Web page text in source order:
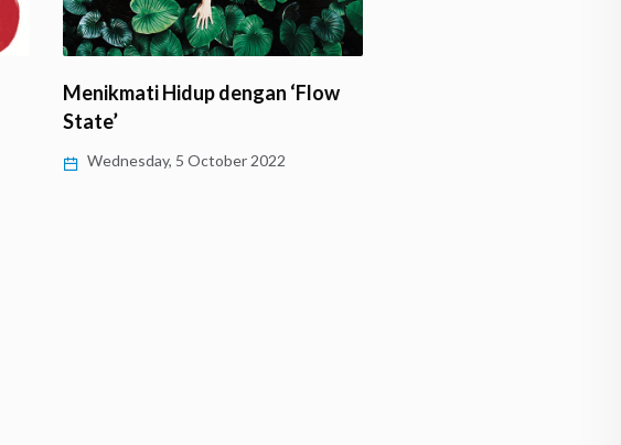
Ngawurnya Buku Terbitan
Kemendikbudristek 2021?
Friday, 5 August 2022